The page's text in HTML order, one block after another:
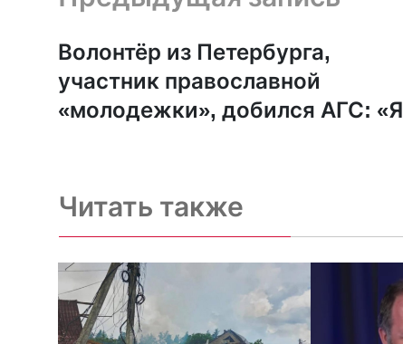
Волонтёр из Петербурга,
участник православной
«молодежки», добился АГС: «Я
Читать также